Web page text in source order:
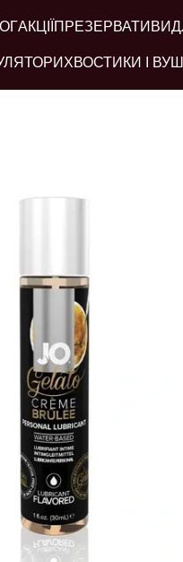
АКЦІЇ ПРЕЗЕРВАТИВИ
ХВОСТИКИ І